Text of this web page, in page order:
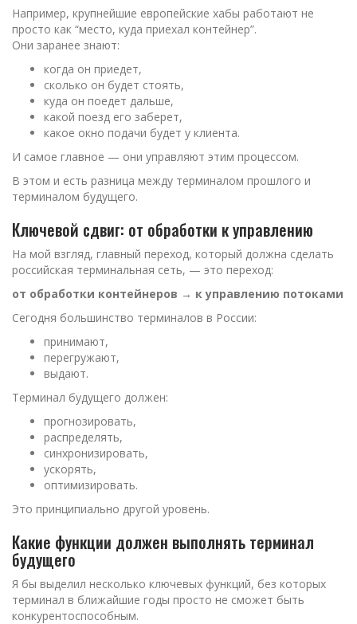
Например, крупнейшие европейские хабы работают не
просто как “место, куда приехал контейнер”.
Они заранее знают:
когда он приедет,
сколько он будет стоять,
куда он поедет дальше,
какой поезд его заберет,
какое окно подачи будет у клиента.
И самое главное — они управляют этим процессом.
В этом и есть разница между терминалом прошлого и
терминалом будущего.
Ключевой сдвиг: от обработки к управлению
На мой взгляд, главный переход, который должна сделать
российская терминальная сеть, — это переход:
от обработки контейнеров → к управлению потоками
Сегодня большинство терминалов в России:
принимают,
перегружают,
выдают.
Терминал будущего должен:
прогнозировать,
распределять,
синхронизировать,
ускорять,
оптимизировать.
Это принципиально другой уровень.
Какие функции должен выполнять терминал
будущего
Я бы выделил несколько ключевых функций, без которых
терминал в ближайшие годы просто не сможет быть
конкурентоспособным.